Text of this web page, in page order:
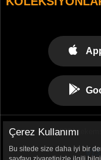
© 2021
Çerez Kullanımı
Bu sitede size daha iyi bir